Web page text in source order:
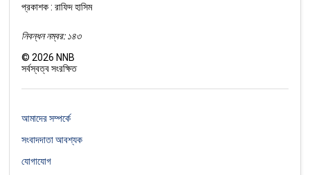
প্রকাশক : রাফিদ হাসিম
নিবন্ধন নম্বর: ১৪৩
©2026 NNB
সর্বস্বত্ব সংরক্ষিত
আমাদের সম্পর্কে
সংবাদদাতা আবশ্যক
যোগাযোগ